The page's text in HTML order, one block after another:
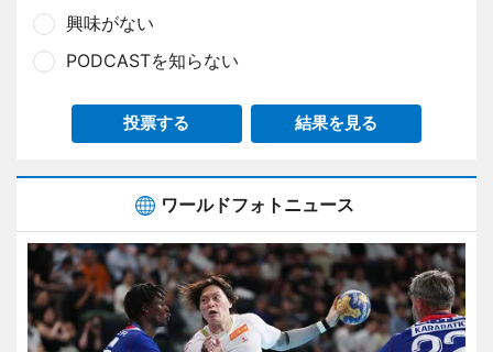
興味がない
PODCASTを知らない
投票する 結果を見る
ワールドフォトニュース